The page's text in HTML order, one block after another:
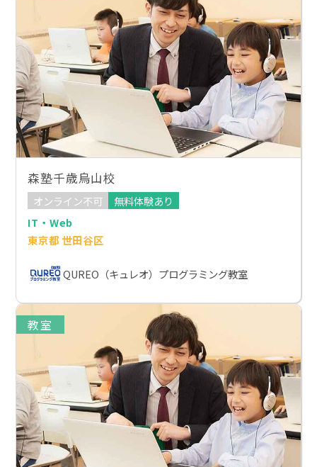
森塾千歳烏山校
オンライン不可
無料体験あり
IT・Web
東京都 世田谷区
QUREO（キュレオ）プログラミング教室
教室